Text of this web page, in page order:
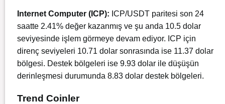
Internet Computer (ICP): ICP/USDT paritesi son 24
saatte 2.41% değer kazanmış ve şu anda 10.5 dolar
seviyesinde işlem görmeye devam ediyor. ICP için
direnç seviyeleri 10.71 dolar sonrasında ise 11.37 dolar
bölgesi. Destek bölgeleri ise 9.93 dolar ile düşüşün
derinleşmesi durumunda 8.83 dolar destek bölgeleri.
Trend Coinler